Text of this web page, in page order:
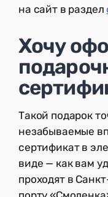
на сайт в раздел
Хочу
Такой подарок
незабываемые
сертификат в
виде — как вам
проходят в